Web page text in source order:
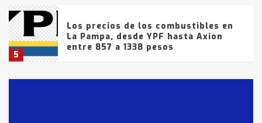
5
Los precios de los combustibles en
La Pampa, desde YPF hasta Axion
entre 857 a 1338 pesos